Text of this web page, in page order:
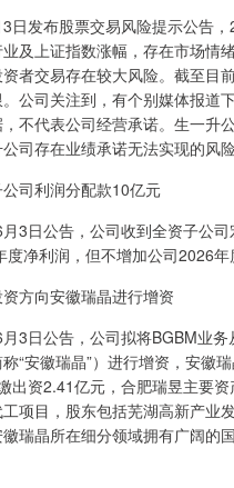
发布股票交易风险提示公告，
及上证指数涨幅，存在市场情
者交易存在较大风险。截至目
公司关注到，有个别媒体报
不代表公司经营承诺。生一
司存在业绩承诺无法实现的风险
司利润分配款10亿元
日公告，公司收到全资子公司
净利润，但不增加公司2026
方向安徽瑞晶进行增资
日公告，公司拟将BGBM业务
“安徽瑞晶”）进行增资，安徽
出资2.41亿元，合肥瑞昱主要
项目，股东包括芜湖高新产业
瑞晶所在细分领域拥有广阔